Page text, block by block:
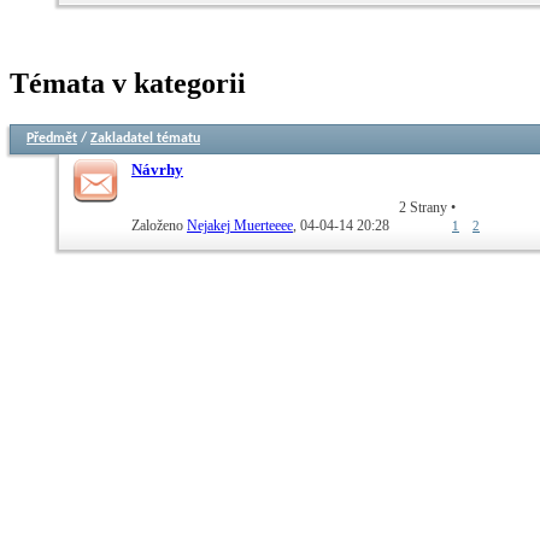
Témata v kategorii
Předmět / Zakladatel tématu
Návrhy
Založeno Nejakej Muerteeee‎, 04-04-14 20:28
2 Strany •
1 2